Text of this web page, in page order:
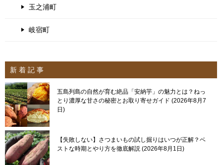
玉之浦町
岐宿町
新 着 記 事
五島列島の自然が育む絶品「安納芋」の魅力とは？ねっ
とり濃厚な甘さの秘密とお取り寄せガイド 2026年8月7
日
【失敗しない】さつまいもの試し掘りはいつが正解？ベ
ストな時期とやり方を徹底解説 2026年8月1日